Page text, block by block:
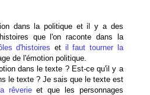
dans la politique et il y a des
que l'on raconte dans la
d'histoires et il faut tourner la
de l'émotion politique.
dans le texte ? Est-ce qu'il y a
le texte ? Je sais que le texte est
rêverieet que les personnages